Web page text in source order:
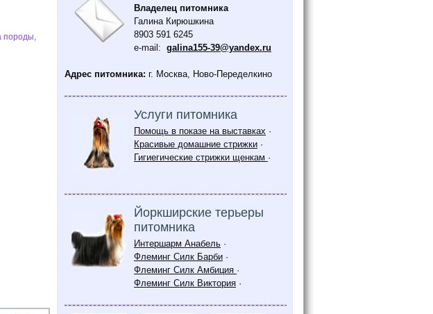
породы,
Владелец питомника
Галина Кирюшкина
8903 591 6245
e-mail: galina155-39@yandex.ru
Адрес питомника: г. Москва, Ново-Переделкино
Услуги питомника
Помощь в показе на выставках ·
Красивые домашние стрижки ·
Гигиегические стрижки щенкам ·
Йоркширские терьеры
питомника
Интершарм Анабель ·
Флеминг Силк Барби ·
Флеминг Силк Амбиция ·
Флеминг Силк Виктория ·